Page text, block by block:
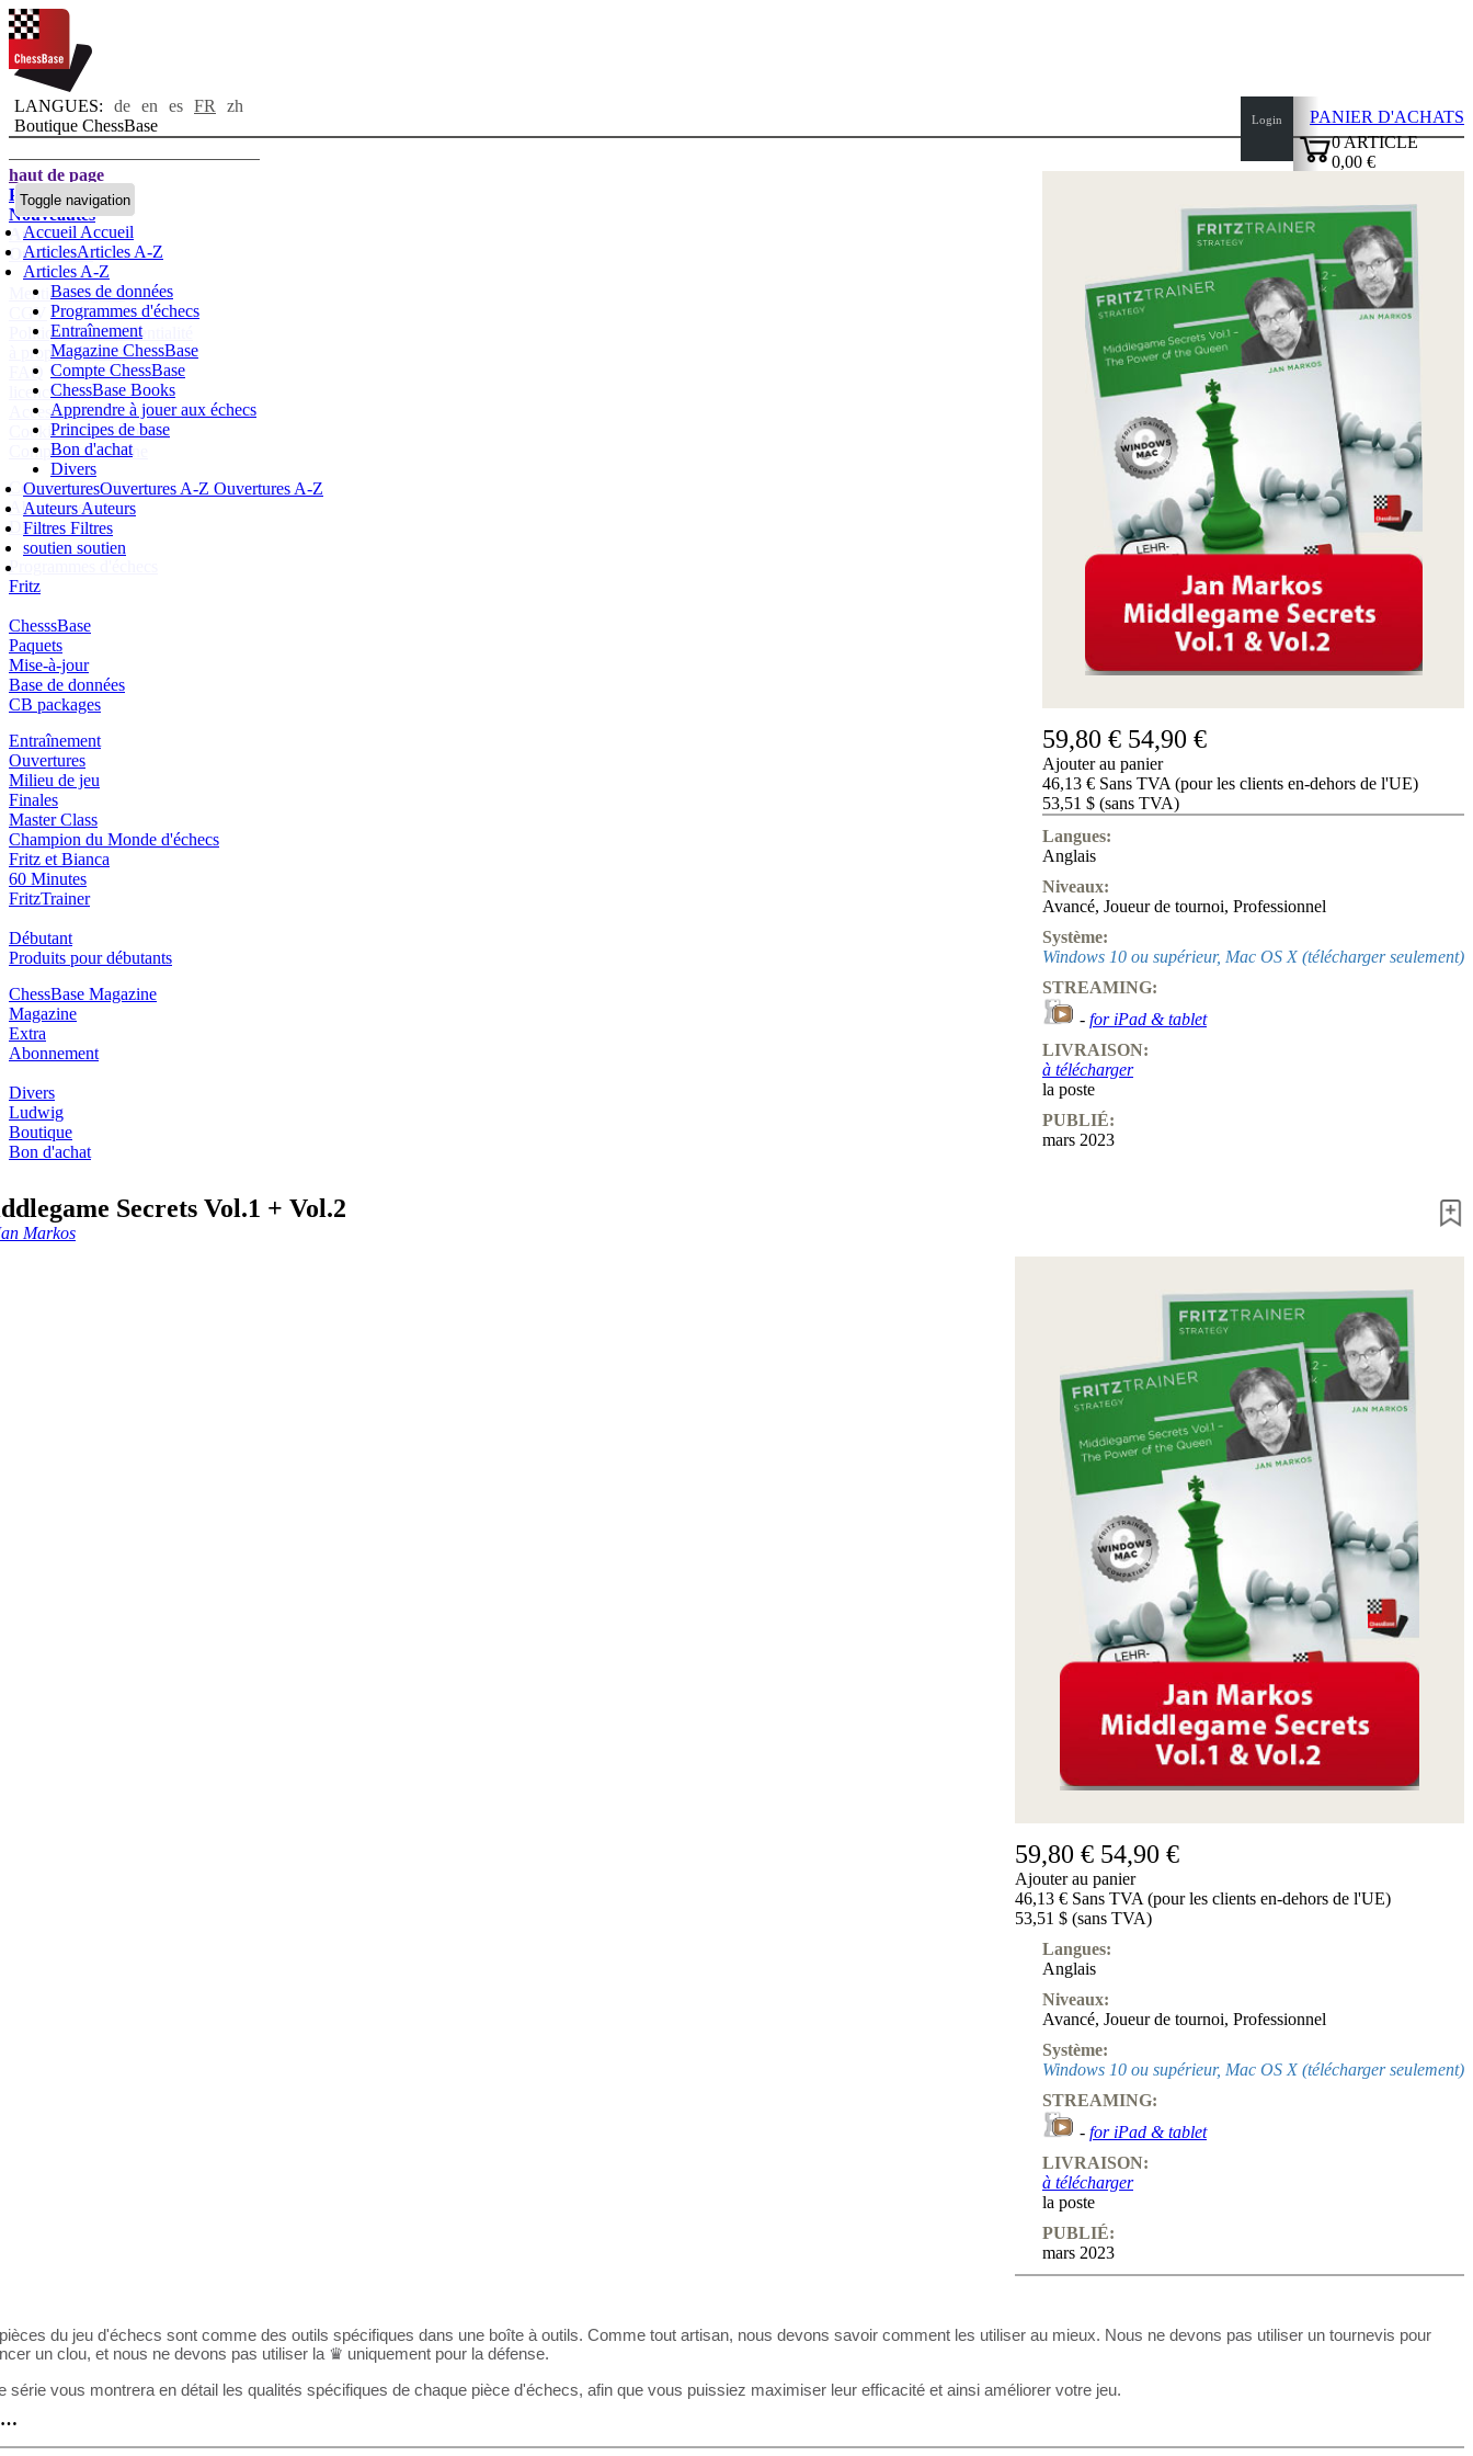
LANGUES: de en es FR
zh
Boutique ChessBase
Toggle navigation
Accueil Accueil
ArticlesArticles A-Z
Articles A-Z
Bases de données
Programmes d'échecs
Entraînement
Magazine ChessBase
Compte ChessBase
ChessBase Books
Apprendre à jouer aux échecs
Principes de base
Bon d'achat
Divers
OuverturesOuvertures A-Z Ouvertures A-Z
Auteurs Auteurs
Filtres Filtres
soutien soutien
Login
PANIER D'ACHATS
0ARTICLE
0,00 €
59,80 € 54,90 €
Ajouter au panier
46,13 € Sans TVA (pour les clients en-dehors de l'UE)
53,51 $ (sans TVA)
Langues:
Anglais
Niveaux:
Avancé, Joueur de tournoi, Professionnel
Système:
Windows 10 ou supérieur, Mac OS X (télécharger seulement)
STREAMING:
- for iPad & tablet
LIVRAISON:
à télécharger
la poste
PUBLIÉ:
mars 2023
Secrets Vol.1 + Vol.2
Markos
59,80 € 54,90 €
Ajouter au panier
46,13 € Sans TVA (pour les clients en-dehors de l'UE)
53,51 $ (sans TVA)
Langues:
Anglais
Niveaux:
Avancé, Joueur de tournoi, Professionnel
Système:
Windows 10 ou supérieur, Mac OS X (télécharger seulement)
STREAMING:
- for iPad & tablet
LIVRAISON:
à télécharger
la poste
PUBLIÉ:
mars 2023
du jeu d'échecs sont comme des outils spécifiques dans une boîte à outils. Comme tout artisan, nous devons savoir comment les utiliser au mieux. Nous ne devons pas utiliser un tournevis pour
un clou, et nous ne devons pas utiliser la ♛ uniquement pour la défense.
série vous montrera en détail les qualités spécifiques de chaque pièce d'échecs, afin que vous puissiez maximiser leur efficacité et ainsi améliorer votre jeu.
haut de page
Page d'accueil
Nouveautés
Auteurs
Ouvertures
Mentions légales
CGV
Politique de confidentialité
à propos de nous
FAQ
licences
Accessibility
Cookies Management
Compliance Hotline
Compte ChessBase
Abonnement
Ducats
Programmes d'échecs
Fritz
ChesssBase
Paquets
Mise-à-jour
Base de données
CB packages
Entraînement
Ouvertures
Milieu de jeu
Finales
Master Class
Champion du Monde d'échecs
Fritz et Bianca
60 Minutes
FritzTrainer
Débutant
Produits pour débutants
ChessBase Magazine
Magazine
Extra
Abonnement
Divers
Ludwig
Boutique
Bon d'achat